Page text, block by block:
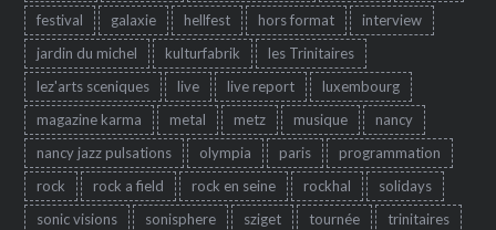
festival
galaxie hellfest hors format
interview
jardin du michel
kulturfabrik
les Trinitaires
lez'arts sceniques
live live report
luxembourg
magazine karma
metal metz musique
nancy
nancy jazz pulsations
olympia paris
programmation
rock
rock a field rock en seine rockhal
solidays
sonic visions
sonisphere sziget tournée
trinitaires